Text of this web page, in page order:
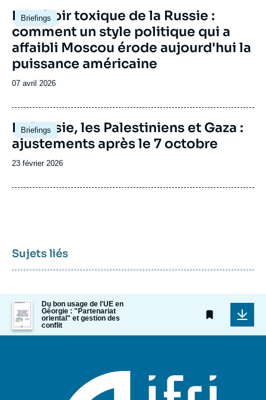
Briefings
Image
principale
Le miroir toxique de la Russie :
comment un style politique qui a
affaibli Moscou érode aujourd'hui la
puissance américaine
Date
publication
07 avril 2026
Briefings
Image
principale
La Russie, les Palestiniens et Gaza :
ajustements après le 7 octobre
Date
publication
23 février 2026
Sujets liés
Image
de
couverture
de
Du bon usage de l'UE en
Géorgie : "Partenariat
oriental" et gestion des
conflit